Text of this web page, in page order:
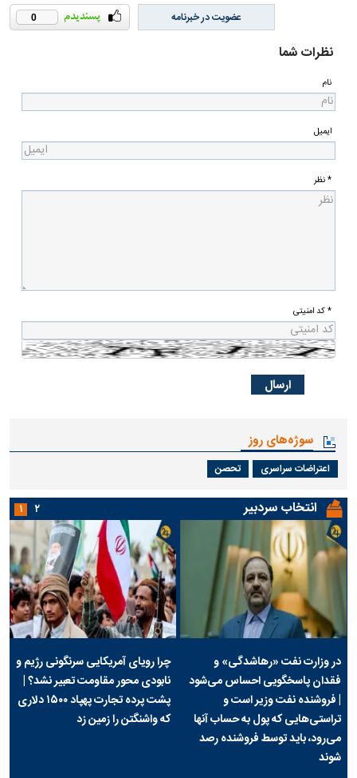
0 عضویت در خبرنامه
نظرات شما
نام
ایمیل
* نظر
* کد امنیتی
سوژه‌های روز
اعتراضات سراسری تحصن
انتخاب سردبیر
در وزارت نفت «رهاشدگی» و
فقدان پاسخگویی احساس می‌شود
| فروشنده نفت وزیر است و
تراستی‌هایی که پول به حساب آنها
می‌رود، باید توسط فروشنده رصد
شوند
چرا رویای آمریکایی سرنگونی رژیم و
نابودی محور مقاومت تعبیر نشد؟ |
پشت پرده تجارت پهپاد‌ ۱۵۰۰ دلاری
که واشنگتن را زمین زد
۱ ۲